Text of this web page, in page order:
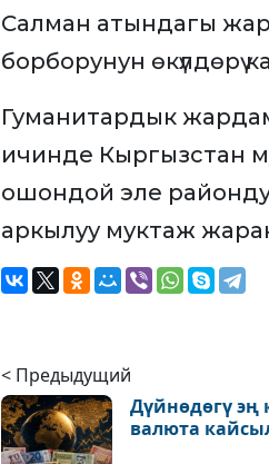
Салман атындагы
борборунун өкүлдөрү
Гуманитардык жардам
ичинде Кыргызстан
ошондой эле
аркылуу муктаж
< Предыдущий
Дүйнөдөгү эң
валюта